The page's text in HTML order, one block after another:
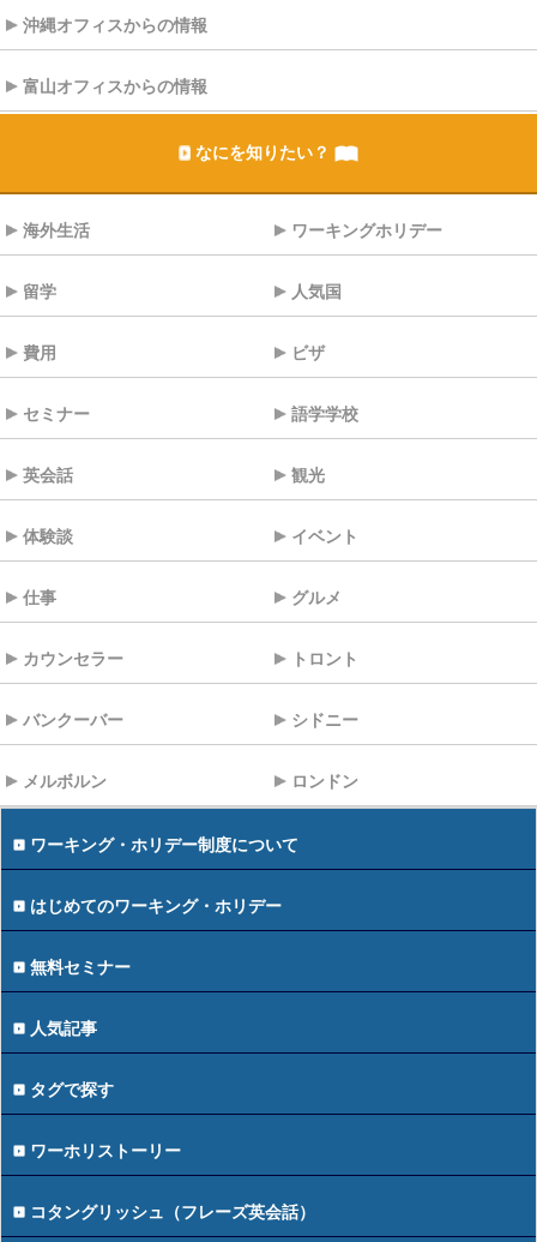
沖縄オフィスからの情報
富山オフィスからの情報
なにを知りたい？
海外生活 ワーキングホリデー
留学 人気国
費用 ビザ
セミナー 語学学校
英会話 観光
体験談 イベント
仕事 グルメ
カウンセラー トロント
バンクーバー シドニー
メルボルン ロンドン
ワーキング・ホリデー制度について
はじめてのワーキング・ホリデー
無料セミナー
人気記事
タグで探す
ワーホリストーリー
コタングリッシュ（フレーズ英会話）